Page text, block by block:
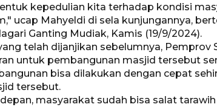
kepedulian kita terhadap kondisi
ucap Mahyeldi di sela kunjungannya,
Ganting Mudiak, Kamis (19/9/2024).
telah dijanjikan sebelumnya, Pemprov
untuk pembangunan masjid tersebut
bisa dilakukan dengan cepat
tersebut.
masyarakat sudah bisa salat